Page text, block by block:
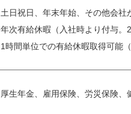
土日祝日、年末年始、その他会社
年次有給休暇（入社時より付与。
1時間単位での有給休暇取得可能
厚生年金、雇用保険、労災保険、